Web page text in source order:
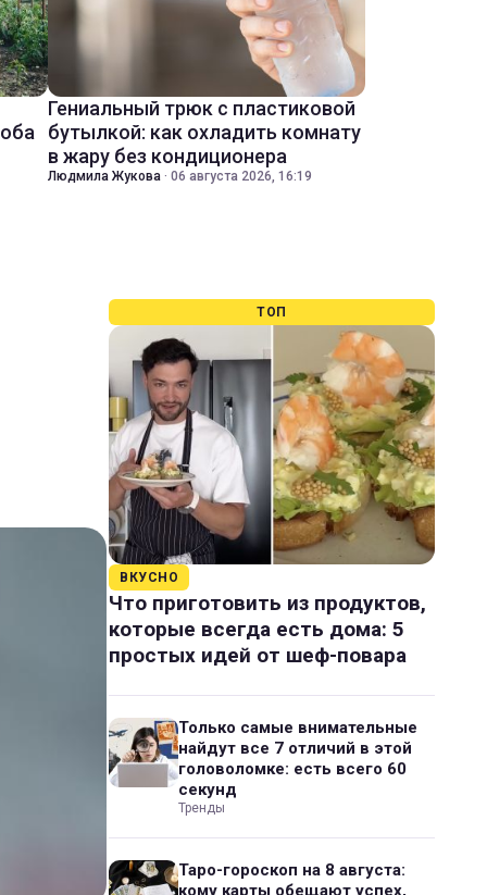
Гениальный трюк с пластиковой
бутылкой: как охладить комнату
в жару без кондиционера
Людмила Жукова · 06 августа 2026, 16:19
ТОП
ВКУСНО
Что приготовить из продуктов,
которые всегда есть дома: 5
простых идей от шеф-повара
Только самые внимательные
найдут все 7 отличий в этой
головоломке: есть всего 60
секунд
Тренды
Таро-гороскоп на 8 августа:
кому карты обещают успех,